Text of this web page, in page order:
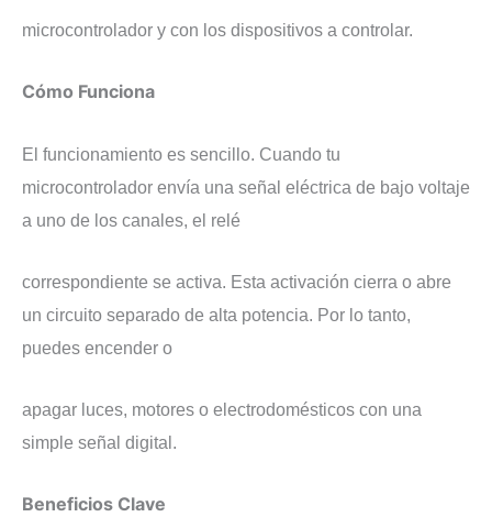
microcontrolador y con los dispositivos a controlar.
Cómo Funciona
El funcionamiento es sencillo. Cuando tu
microcontrolador envía una señal eléctrica de bajo voltaje
a uno de los canales, el relé
correspondiente se activa. Esta activación cierra o abre
un circuito separado de alta potencia. Por lo tanto,
puedes encender o
apagar luces, motores o electrodomésticos con una
simple señal digital.
Beneficios Clave